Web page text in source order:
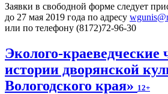
Заявки в свободной форме следует
до 27 мая 2019 года по адресу
или по телефону (8172)72-96-30
Эколого-краеведческие
истории дворянской
Вологодского края» 12+